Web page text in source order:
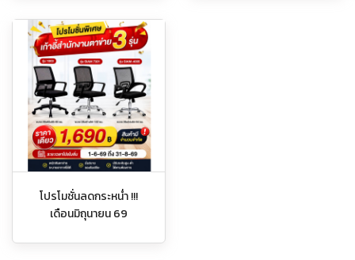
โปรโมชั่นลดกระหน่ำ !!!
เดือนมิถุนายน 69